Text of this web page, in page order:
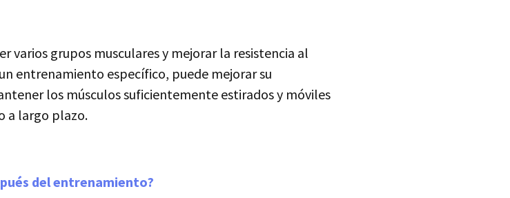
varios grupos musculares y mejorar la resistencia al
entrenamiento específico, puede mejorar su
los músculos suficientemente estirados y móviles
a largo plazo.
del entrenamiento?